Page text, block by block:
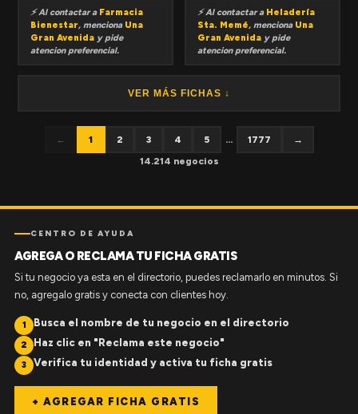
⚡ Al contactar a Farmacia
Bienestar, menciona Una
Gran Avenida y pide
atencion preferencial.
⚡ Al contactar a Heladería
Sta. Memé, menciona Una
Gran Avenida y pide
atencion preferencial.
VER MÁS FICHAS ↓
← 1 2 3 4 5 ... 1777
→
14.214 negocios
CENTRO DE AYUDA
AGREGA O RECLAMA TU FICHA GRATIS
Si tu negocio ya esta en el directorio, puedes reclamarlo en minutos. Si
no, agregalo gratis y conecta con clientes hoy.
1 Busca el nombre de tu negocio en el directorio
2 Haz clic en "Reclama este negocio"
3 Verifica tu identidad y activa tu ficha gratis
+ AGREGAR FICHA GRATIS